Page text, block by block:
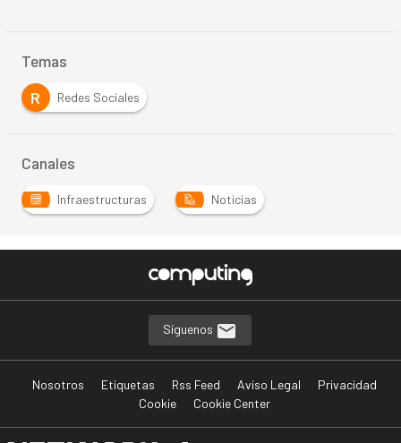
Temas
R
Redes Sociales
Canales
Infraestructuras Noticias
Síguenos
Nosotros Etiquetas Rss Feed Aviso Legal
Privacidad
Cookie
Cookie Center